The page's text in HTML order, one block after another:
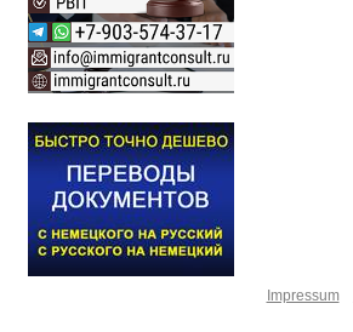
Impressum